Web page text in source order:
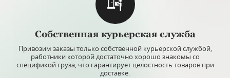
Собственная курьерская служба
Привозим заказы только собственной курьерской службой,
работники которой достаточно хорошо знакомы со
спецификой груза, что гарантирует целостность товаров при
доставке.